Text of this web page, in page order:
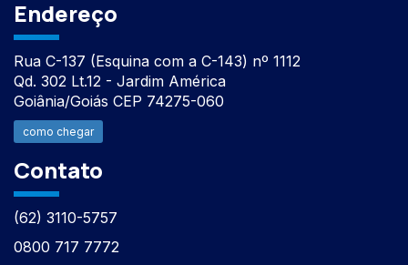
Endereço
Rua C-137 (Esquina com a C-143) nº 1112
Qd. 302 Lt.12 - Jardim América
Goiânia/Goiás CEP 74275-060
como chegar
Contato
(62) 3110-5757
0800 717 7772